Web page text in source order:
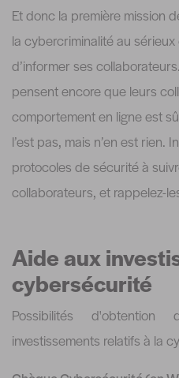
Et donc la première mission
la cybercriminalité au
d’informer ses
pensent encore que leurs
comportement en ligne est
l’est pas, mais n’en est rien.
protocoles de sécurité à
collaborateurs, et rappelez-
Aide aux
cybersécurité
Possibilités
investissements relatifs à la